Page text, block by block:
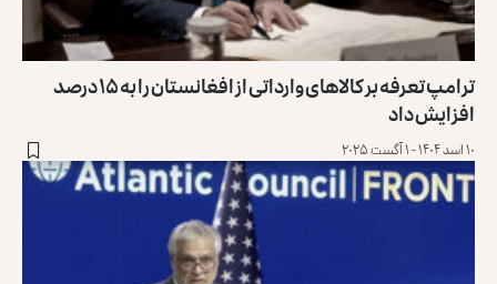
ترامپ تعرفه بر کالاهای وارداتی از افغانستان را به ۱۵ درصد
افزایش داد
۱۰ اسد ۱۴۰۴ - ۱ آگست ۲۰۲۵